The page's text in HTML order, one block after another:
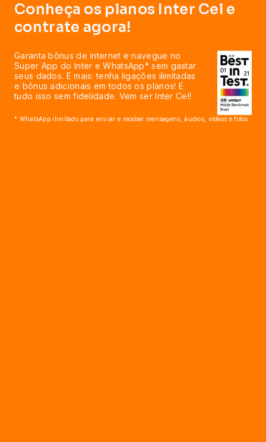
Conheça os planos Inter Cel e
contrate agora!
Garanta bônus de internet e navegue no
Super App do Inter e WhatsApp* sem gastar
seus dados. E mais: tenha ligações ilimitadas
e bônus adicionais em todos os planos! E
tudo isso sem fidelidade. Vem ser Inter Cel!
* WhatsApp ilimitado para enviar e receber mensagens, áudios, vídeos e fotos.